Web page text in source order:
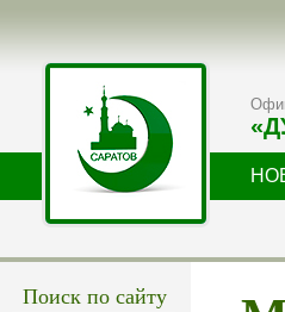
Поиск по сайту